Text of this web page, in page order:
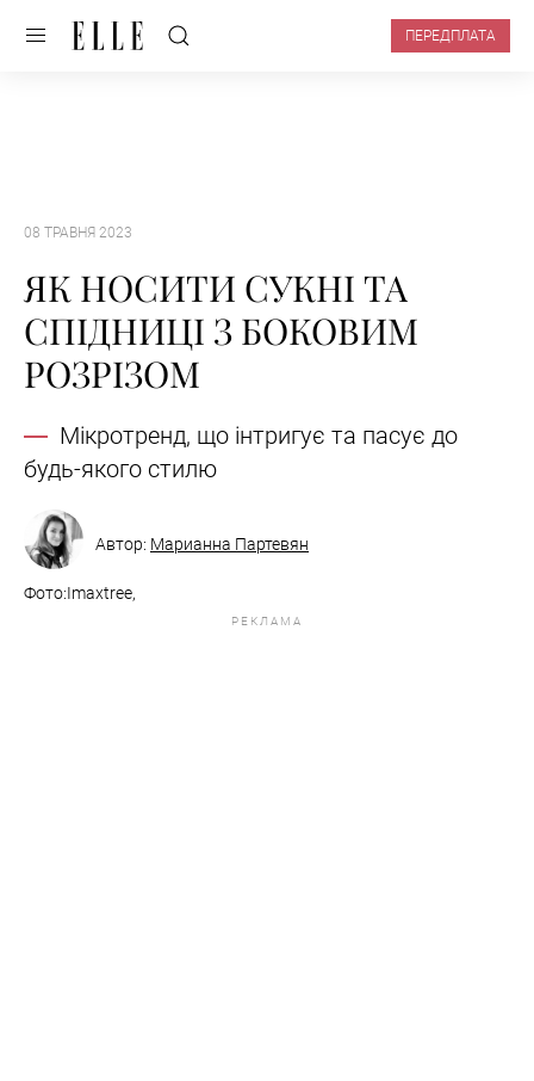
ПЕРЕДПЛАТА
08 ТРАВНЯ 2023
ЯК НОСИТИ СУКНІ ТА
СПІДНИЦІ З БОКОВИМ
РОЗРІЗОМ
Мікротренд, що інтригує та пасує до
будь-якого стилю
Автор: Марианна Партевян
Фото:Imaxtree,
РЕКЛАМА